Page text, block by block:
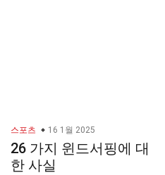
스포츠 16 1월 2025
26 가지 윈드서핑에 대
한 사실